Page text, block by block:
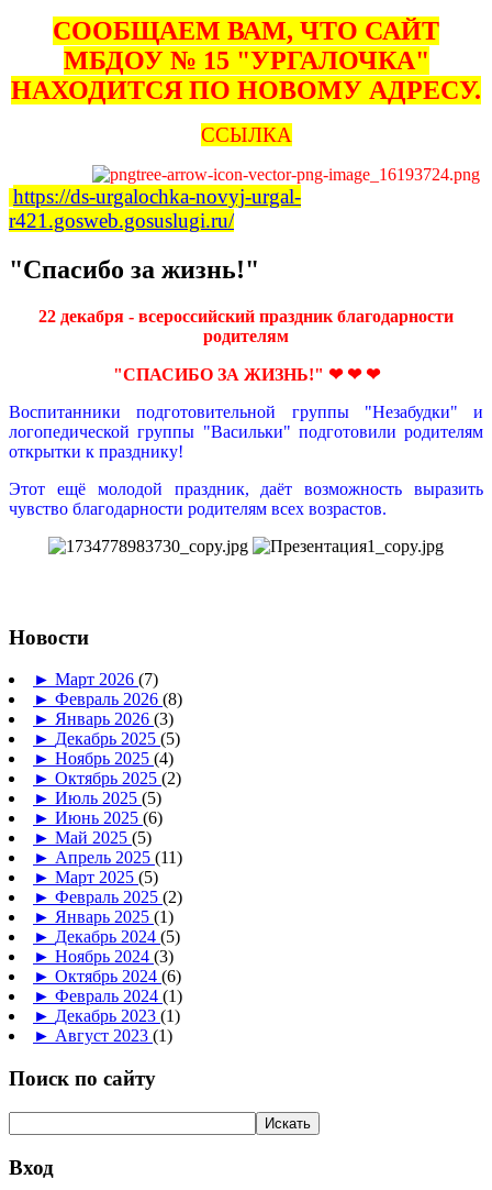
СООБЩАЕМ ВАМ, ЧТО САЙТ
МБДОУ № 15 "УРГАЛОЧКА"
НАХОДИТСЯ ПО НОВОМУ АДРЕСУ.
ССЫЛКА
https://ds-urgalochka-novyj-urgal-
r421.gosweb.gosuslugi.ru/
"Спасибо за жизнь!"
22 декабря - всероссийский праздник благодарности
родителям
"СПАСИБО ЗА ЖИЗНЬ!" ❤ ❤ ❤
Воспитанники подготовительной группы "Незабудки" и
логопедической группы "Васильки" подготовили родителям
открытки к празднику!
Этот ещё молодой праздник, даёт возможность выразить
чувство благодарности родителям всех возрастов.
Новости
► Март 2026 (7)
► Февраль 2026 (8)
► Январь 2026 (3)
► Декабрь 2025 (5)
► Ноябрь 2025 (4)
► Октябрь 2025 (2)
► Июль 2025 (5)
► Июнь 2025 (6)
► Май 2025 (5)
► Апрель 2025 (11)
► Март 2025 (5)
► Февраль 2025 (2)
► Январь 2025 (1)
► Декабрь 2024 (5)
► Ноябрь 2024 (3)
► Октябрь 2024 (6)
► Февраль 2024 (1)
► Декабрь 2023 (1)
► Август 2023 (1)
Поиск по сайту
Вход